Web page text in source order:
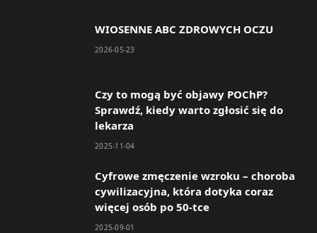
b
k
a
a
WIOSENNE ABC ZDROWYCH OCZU
2026-05-23
Czy to mogą być objawy POChP?
Sprawdź, kiedy warto zgłosić się do
lekarza
2025-11-04
Cyfrowe zmęczenie wzroku – choroba
cywilizacyjna, która dotyka coraz
więcej osób po 50-tce
2025-09-01